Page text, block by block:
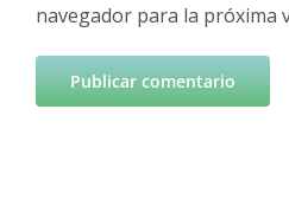
navegador para la próxima